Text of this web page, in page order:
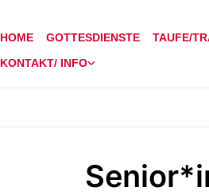
HOME GOTTESDIENSTE TAUFE/
KONTAKT/ INFO